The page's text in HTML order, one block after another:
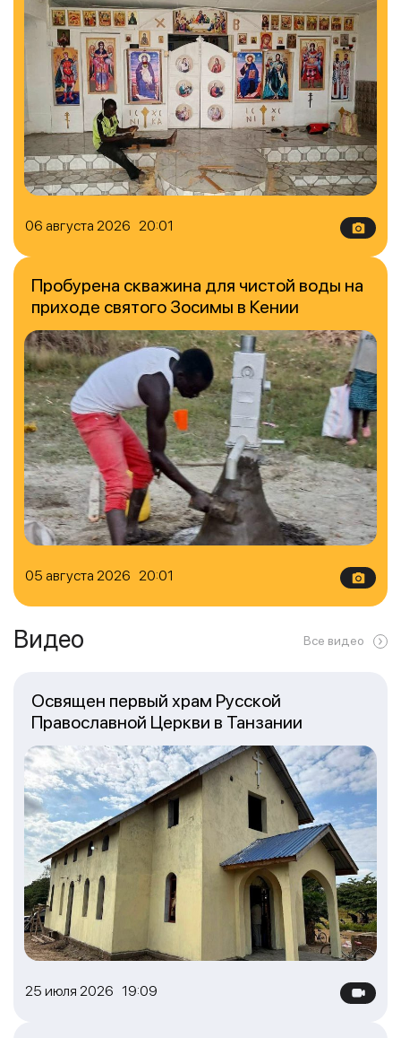
06 августа 2026 20:01
05 августа 2026 20:01
Пробурена скважина для чистой воды на
приходе святого Зосимы в Кении
Видео Все видео
25 июля 2026 19:09
Освящен первый храм Русской
Православной Церкви в Танзании